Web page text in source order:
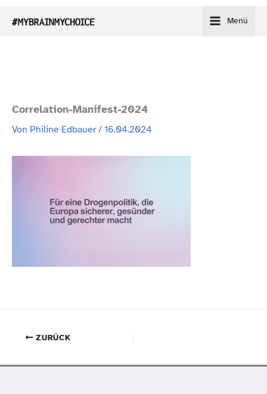
Inhalt
Menü
Correlation-​Manifest-​2024
Von Philine Edbauer/16.04.2024
ZURÜCK